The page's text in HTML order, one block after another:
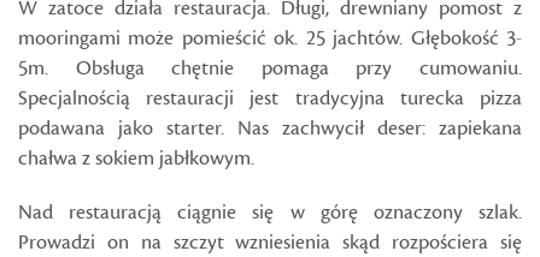
W zatoce działa restauracja. Długi, drewniany pomost z
mooringami może pomieścić ok. 25 jachtów. Głębokość 3-
5m. Obsługa chętnie pomaga przy cumowaniu.
Specjalnością restauracji jest tradycyjna turecka pizza
podawana jako starter. Nas zachwycił deser: zapiekana
chałwa z sokiem jabłkowym.
Nad restauracją ciągnie się w górę oznaczony szlak.
Prowadzi on na szczyt wzniesienia skąd rozpościera się